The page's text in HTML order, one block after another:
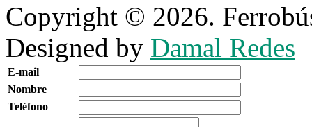
Copyright © 2026.
Designed by Damal Redes
E-mail
Nombre
Teléfono